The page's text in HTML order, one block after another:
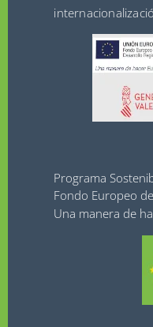
Programa
Fondo Europeo
Una manera de